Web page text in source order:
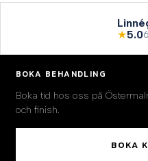
★5.0
BOKA BEHANDLING
Boka tid hos oss på
och finish.
BOKA